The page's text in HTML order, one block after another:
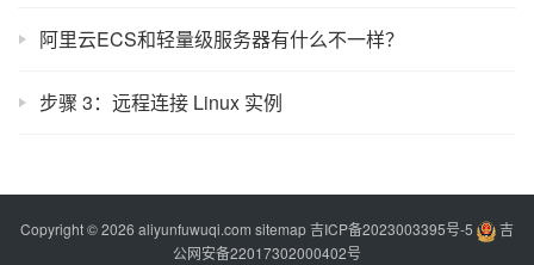
阿里云ECS和轻量级服务器有什么不一样？
步骤 3：远程连接 Linux 实例
Copyright © 2026 aliyunfuwuqi.com sitemap吉ICP备2023003395号-5
吉
公网安备22017302000402号